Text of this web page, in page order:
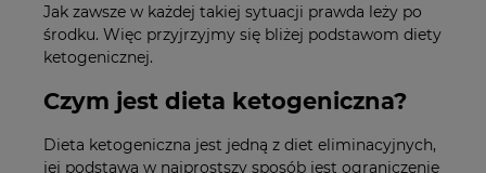
Jak zawsze w każdej takiej sytuacji prawda leży po
środku. Więc przyjrzyjmy się bliżej podstawom diety
ketogenicznej.
Czym jest dieta ketogeniczna?
Dieta ketogeniczna jest jedną z diet eliminacyjnych,
jej podstawa w najprostszy sposób jest ograniczenie